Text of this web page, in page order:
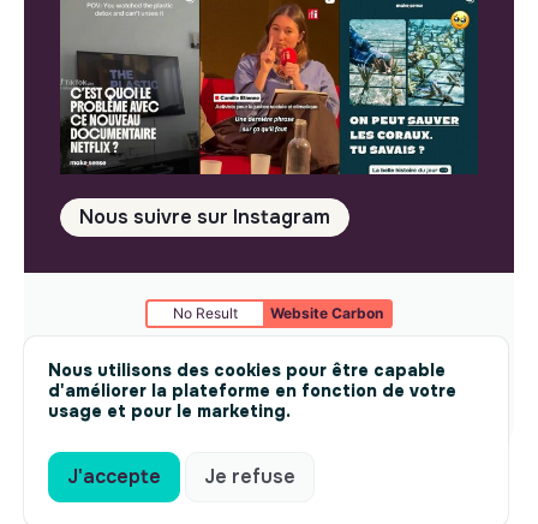
Nous utilisons des cookies pour être capable
d'améliorer la plateforme en fonction de votre
usage et pour le marketing.
J'accepte Je refuse
Nous suivre sur Instagram
No Result Website Carbon
Mentions légales© makesense 2024 -cookies